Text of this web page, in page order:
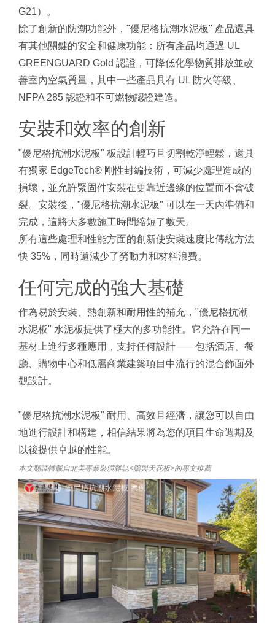
G21）。
除了創新的防潮功能外，"優尼格抗潮水泥板" 產品還具
有其他關鍵的安全和健康功能：所有產品均通過 UL
GREENGUARD Gold 認證，可降低化學物質排放並改
善室內空氣質量，其中一些產品具有 UL 防火等級、
NFPA 285 認證和不可燃物認證建造。
安裝和效率的創新
"優尼格抗潮水泥板" 板設計輕巧且切割乾淨輕鬆，還具
有獨家 EdgeTech® 剛性封編技術，可減少處理造成的
損壞，並允許緊固件安裝在更靠近邊緣的位置而不會破
裂。安裝後，"優尼格抗潮水泥板" 可以在一天內準備和
完成，這將大多數施工時間縮短了數天。
所有這些處理和性能方面的創新使安裝速度比傳統方法
快 35%，同時還減少了勞動力和材料浪費。
任何完成的強大基礎
作為易於安裝、熱創新和耐用性的補充，"優尼格抗潮
水泥板" 水泥板提供了極大的多功能性。它允許在同一
基材上進行多種應用，支持任何設計——包括酒店、餐
廳、購物中心和低層商業建築項目中流行的混合飾面外
觀設計。
"優尼格抗潮水泥板" 耐用、高效且經濟，讓您可以自由
地進行設計和構建，相信結果將為您的項目生命週期及
以後提供卓越的性能。
本文翻譯轉載自北美專業裝潢雜誌<牆與天花板>的專文推薦